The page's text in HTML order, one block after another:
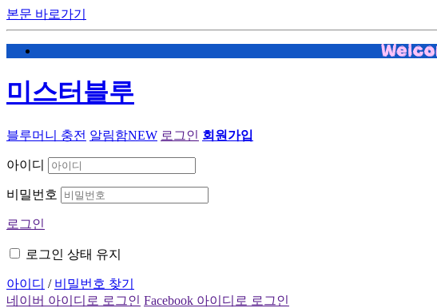
본문 바로가기
미스터블루
블루머니 충전 알림함NEW 로그인 회원가입
아이디
비밀번호
로그인
로그인 상태 유지
아이디 / 비밀번호 찾기
네이버 아이디로 로그인 Facebook 아이디로 로그인